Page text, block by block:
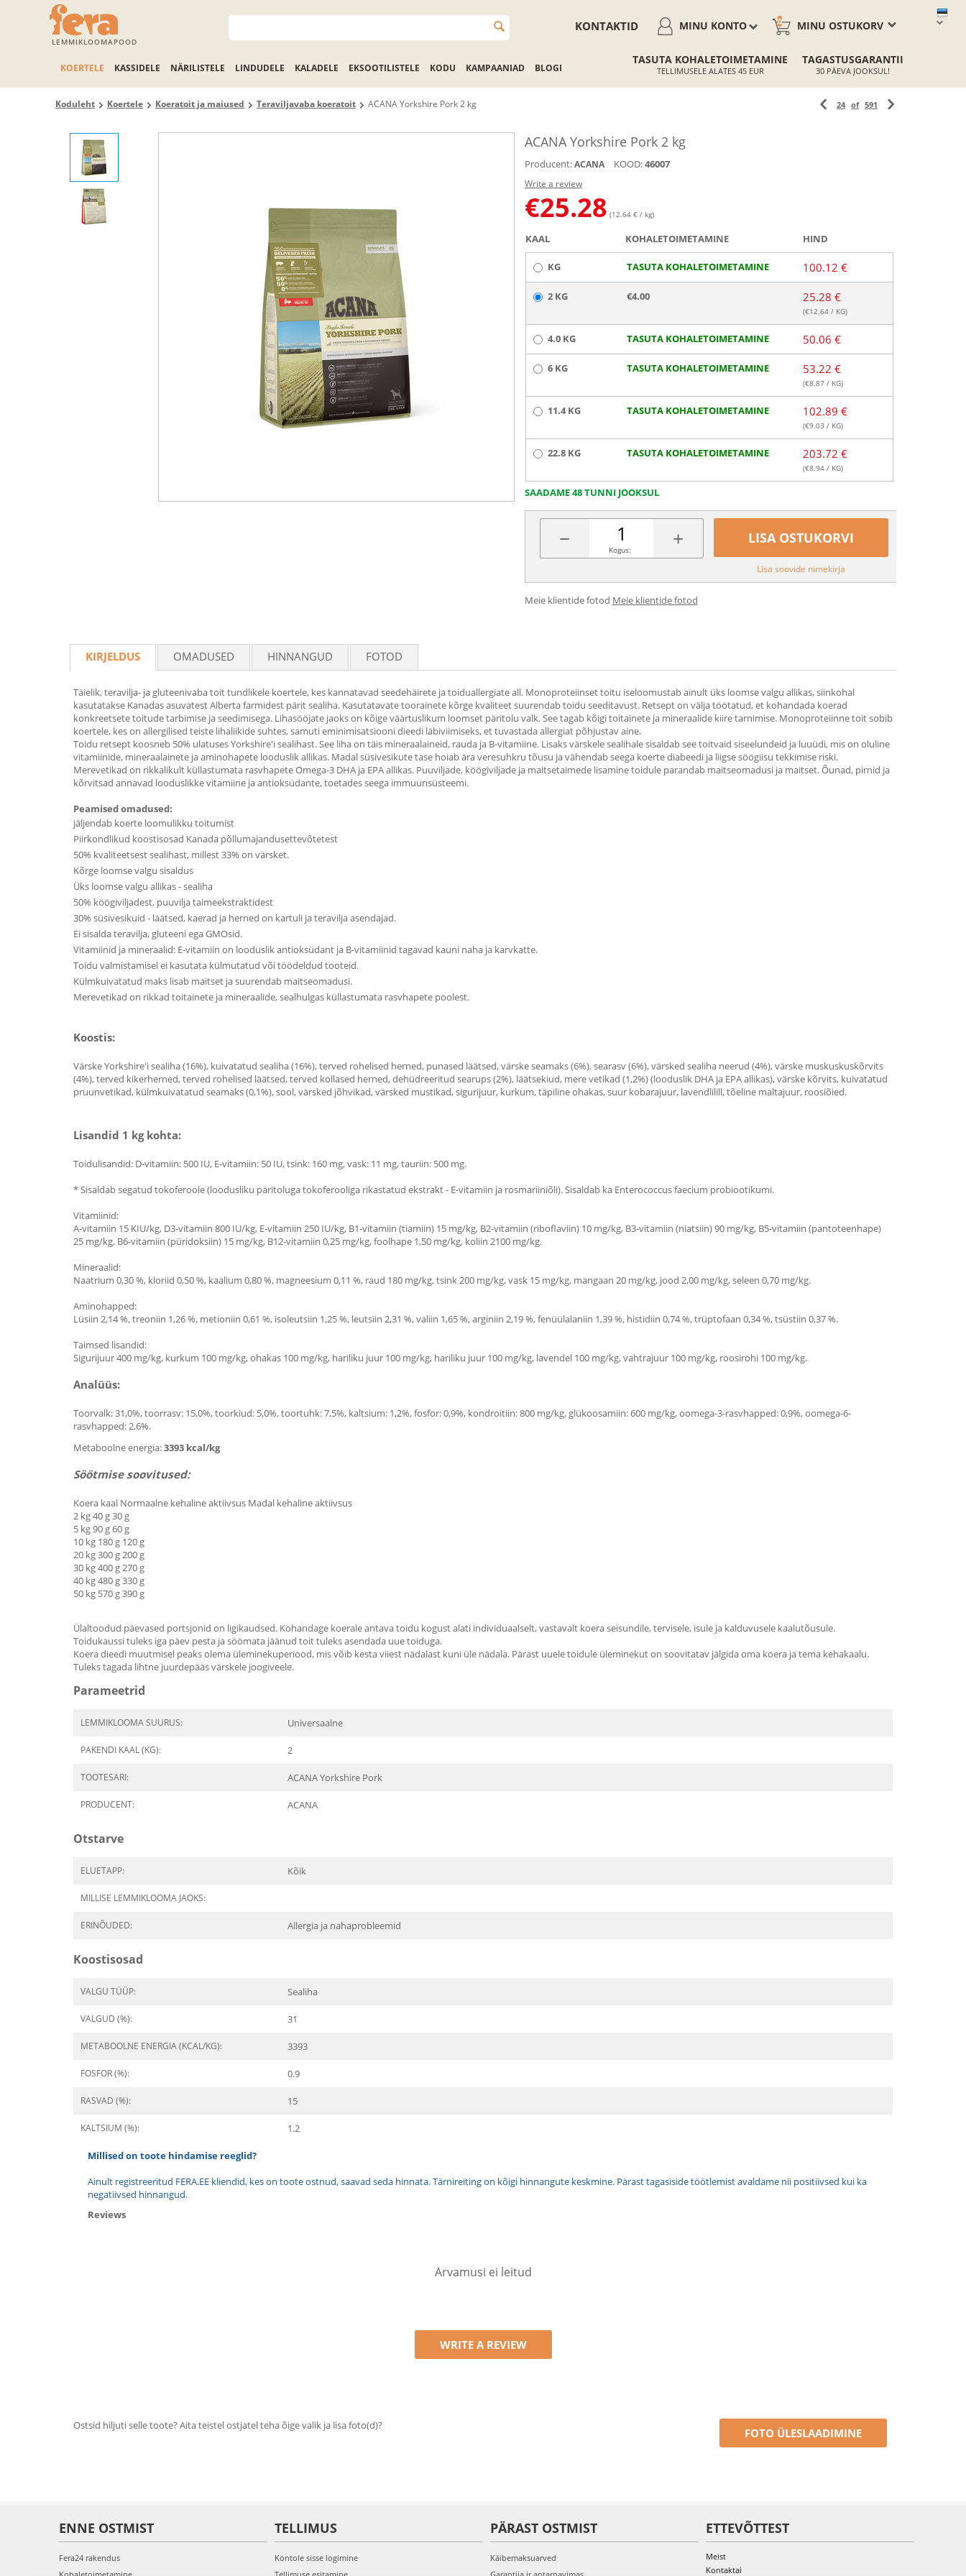
LEMMIKLOOMAPOOD
MINU OSTUKORV
0
MINU KONTO
KONTAKTID
KOERTELE KASSIDELE NÄRILISTELE LINDUDELE KALADELE EKSOOTILISTELE KODU KAMPAANIAD BLOGI
TASUTA KOHALETOIMETAMINE
TELLIMUSELE ALATES 45 EUR
TAGASTUSGARANTII
30 PÄEVA JOOKSUL!
Koduleht Koertele Koeratoit ja maiused Teraviljavaba koeratoit ACANA Yorkshire Pork 2 kg 24 of 591
ACANA Yorkshire Pork 2 kg
Producent: ACANA KOOD:46007
Write a review
€25.28 (12.64 € / kg)
KAAL KOHALETOIMETAMINE HIND
KG TASUTA KOHALETOIMETAMINE 100.12 €
2 KG €4.00 25.28 €
(€12.64/ KG)
4.0 KG TASUTA KOHALETOIMETAMINE 50.06 €
6 KG TASUTA KOHALETOIMETAMINE 53.22 €
(€8.87/ KG)
11.4 KG TASUTA KOHALETOIMETAMINE 102.89 €
(€9.03 / KG)
22.8 KG TASUTA KOHALETOIMETAMINE 203.72 €
(€8.94/ KG)
SAADAME 48 TUNNI JOOKSUL
− +
Kogus:
LISA OSTUKORVI
Lisa soovide nimekirja
Meie klientide fotod Meie klientide fotod
KIRJELDUS OMADUSED HINNANGUD FOTOD
Täielik, teravilja- ja gluteenivaba toit tundlikele koertele, kes kannatavad seedehäirete ja toiduallergiate all. Monoproteiinset toitu iseloomustab ainult üks loomse valgu allikas, siinkohal
kasutatakse Kanadas asuvatest Alberta farmidest pärit sealiha. Kasutatavate toorainete kõrge kvaliteet suurendab toidu seeditavust. Retsept on välja töötatud, et kohandada koerad
konkreetsete toitude tarbimise ja seedimisega. Lihasööjate jaoks on kõige väärtuslikum loomset päritolu valk. See tagab kõigi toitainete ja mineraalide kiire tarnimise. Monoproteiinne toit sobib
koertele, kes on allergilised teiste lihaliikide suhtes, samuti eminimisatsiooni dieedi läbiviimiseks, et tuvastada allergiat põhjustav aine.
Toidu retsept koosneb 50% ulatuses Yorkshire'i sealihast. See liha on täis mineraalaineid, rauda ja B-vitamiine. Lisaks värskele sealihale sisaldab see toitvaid siseelundeid ja luuüdi, mis on oluline
vitamiinide, mineraalainete ja aminohapete looduslik allikas. Madal süsivesikute tase hoiab ära veresuhkru tõusu ja vähendab seega koerte diabeedi ja liigse söögiisu tekkimise riski.
Merevetikad on rikkalikult küllastumata rasvhapete Omega-3 DHA ja EPA allikas. Puuviljade, köögiviljade ja maitsetaimede lisamine toidule parandab maitseomadusi ja maitset. Õunad, pirnid ja
kõrvitsad annavad looduslikke vitamiine ja antioksüdante, toetades seega immuunsüsteemi.
Peamised omadused:
jäljendab koerte loomulikku toitumist
Piirkondlikud koostisosad Kanada põllumajandusettevõtetest
50% kvaliteetsest sealihast, millest 33% on värsket.
Kõrge loomse valgu sisaldus
Üks loomse valgu allikas - sealiha
50% köögiviljadest, puuvilja taimeekstraktidest
30% süsivesikuid - läätsed, kaerad ja herned on kartuli ja teravilja asendajad.
Ei sisalda teravilja, gluteeni ega GMOsid.
Vitamiinid ja mineraalid: E-vitamiin on looduslik antioksüdant ja B-vitamiinid tagavad kauni naha ja karvkatte.
Toidu valmistamisel ei kasutata külmutatud või töödeldud tooteid.
Külmkuivatatud maks lisab maitset ja suurendab maitseomadusi.
Merevetikad on rikkad toitainete ja mineraalide, sealhulgas küllastumata rasvhapete poolest.
Koostis:
Värske Yorkshire'i sealiha (16%), kuivatatud sealiha (16%), terved rohelised herned, punased läätsed, värske seamaks (6%), searasv (6%), värsked sealiha neerud (4%), värske muskuskuskõrvits
(4%), terved kikerherned, terved rohelised läätsed, terved kollased herned, dehüdreeritud searups (2%), läätsekiud, mere vetikad (1,2%) (looduslik DHA ja EPA allikas), värske kõrvits, kuivatatud
pruunvetikad, külmkuivatatud seamaks (0,1%), sool, värsked jõhvikad, värsked mustikad, sigurijuur, kurkum, täpiline ohakas, suur kobarajuur, lavendlilill, tõeline maltajuur, roosiõied.
Lisandid 1 kg kohta:
Toidulisandid: D-vitamiin: 500 IU, E-vitamiin: 50 IU, tsink: 160 mg, vask: 11 mg, tauriin: 500 mg.
* Sisaldab segatud tokoferoole (loodusliku päritoluga tokoferooliga rikastatud ekstrakt - E-vitamiin ja rosmariiniõli). Sisaldab ka Enterococcus faecium probiootikumi.
Vitamiinid:
A-vitamiin 15 KIU/kg, D3-vitamiin 800 IU/kg, E-vitamiin 250 IU/kg, B1-vitamiin (tiamiin) 15 mg/kg, B2-vitamiin (riboflaviin) 10 mg/kg, B3-vitamiin (niatsiin) 90 mg/kg, B5-vitamiin (pantoteenhape)
25 mg/kg, B6-vitamiin (püridoksiin) 15 mg/kg, B12-vitamiin 0,25 mg/kg, foolhape 1,50 mg/kg, koliin 2100 mg/kg.
Mineraalid:
Naatrium 0,30 %, kloriid 0,50 %, kaalium 0,80 %, magneesium 0,11 %, raud 180 mg/kg, tsink 200 mg/kg, vask 15 mg/kg, mangaan 20 mg/kg, jood 2,00 mg/kg, seleen 0,70 mg/kg.
Aminohapped:
Lüsiin 2,14 %, treoniin 1,26 %, metioniin 0,61 %, isoleutsiin 1,25 %, leutsiin 2,31 %, valiin 1,65 %, arginiin 2,19 %, fenüülalaniin 1,39 %, histidiin 0,74 %, trüptofaan 0,34 %, tsüstiin 0,37 %.
Taimsed lisandid:
Sigurijuur 400 mg/kg, kurkum 100 mg/kg, ohakas 100 mg/kg, hariliku juur 100 mg/kg, hariliku juur 100 mg/kg, lavendel 100 mg/kg, vahtrajuur 100 mg/kg, roosirohi 100 mg/kg.
Analüüs:
Toorvalk: 31,0%, toorrasv: 15,0%, toorkiud: 5,0%, toortuhk: 7,5%, kaltsium: 1,2%, fosfor: 0,9%, kondroitiin: 800 mg/kg, glükoosamiin: 600 mg/kg, oomega-3-rasvhapped: 0,9%, oomega-6-
rasvhapped: 2,6%.
Metaboolne energia:3393 kcal/kg
Söötmise soovitused:
Koera kaal Normaalne kehaline aktiivsus Madal kehaline aktiivsus
2 kg 40 g 30 g
5 kg 90 g 60 g
10 kg 180 g 120 g
20 kg 300 g 200 g
30 kg 400 g 270 g
40 kg 480 g 330 g
50 kg 570 g 390 g
Ülaltoodud päevased portsjonid on ligikaudsed. Kohandage koerale antava toidu kogust alati individuaalselt, vastavalt koera seisundile, tervisele, isule ja kalduvusele kaalutõusule.
Toidukaussi tuleks iga päev pesta ja söömata jäänud toit tuleks asendada uue toiduga.
Koera dieedi muutmisel peaks olema üleminekuperiood, mis võib kesta viiest nädalast kuni üle nädala. Pärast uuele toidule üleminekut on soovitatav jälgida oma koera ja tema kehakaalu.
Tuleks tagada lihtne juurdepääs värskele joogiveele.
Parameetrid
LEMMIKLOOMA SUURUS: Universaalne
PAKENDI KAAL (KG): 2
TOOTESARI: ACANA Yorkshire Pork
PRODUCENT: ACANA
Otstarve
ELUETAPP: Kõik
MILLISE LEMMIKLOOMA JAOKS:
ERINÕUDED: Allergia ja nahaprobleemid
Koostisosad
VALGU TÜÜP: Sealiha
VALGUD (%): 31
METABOOLNE ENERGIA (KCAL/KG): 3393
FOSFOR (%): 0.9
RASVAD (%): 15
KALTSIUM (%): 1.2
Millised on toote hindamise reeglid?
Ainult registreeritud FERA.EE kliendid, kes on toote ostnud, saavad seda hinnata. Tärnireiting on kõigi hinnangute keskmine. Pärast tagasiside töötlemist avaldame nii positiivsed kui ka
negatiivsed hinnangud.
Reviews
Arvamusi ei leitud
WRITE A REVIEW
Ostsid hiljuti selle toote? Aita teistel ostjatel teha õige valik ja lisa foto(d)?
FOTO ÜLESLAADIMINE
ENNE OSTMIST
Fera24 rakendus
TELLIMUS
Kontole sisse logimine
PÄRAST OSTMIST
Käibemaksuarved
ETTEVÕTTEST
Meist
Kontaktai